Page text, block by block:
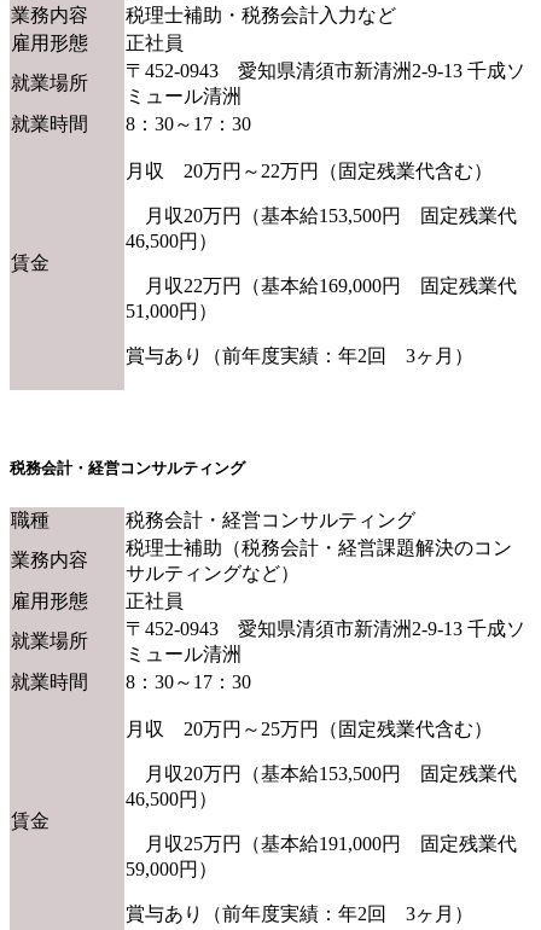
業務内容
税理士補助・税務会計入力など
雇用形態
正社員
就業場所
〒452-0943 愛知県清須市新清洲2-9-13 千成ソ
ミュール清洲
就業時間
8：30～17：30
賃金
月収 20万円～22万円（固定残業代含む）
月収20万円（基本給153,500円 固定残業代
46,500円）
月収22万円（基本給169,000円 固定残業代
51,000円）
賞与あり（前年度実績：年2回 3ヶ月）
税務会計・経営コンサルティング
職種
税務会計・経営コンサルティング
業務内容
税理士補助（税務会計・経営課題解決のコン
サルティングなど）
雇用形態
正社員
就業場所
〒452-0943 愛知県清須市新清洲2-9-13 千成ソ
ミュール清洲
就業時間
8：30～17：30
賃金
月収 20万円～25万円（固定残業代含む）
月収20万円（基本給153,500円 固定残業代
46,500円）
月収25万円（基本給191,000円 固定残業代
59,000円）
賞与あり（前年度実績：年2回 3ヶ月）